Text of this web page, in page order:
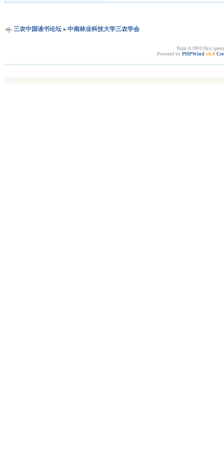
三农中国读书论坛» 中南林业科技大学三农学会
Total 0.399118(s)
Powered by PHPWind v6.0